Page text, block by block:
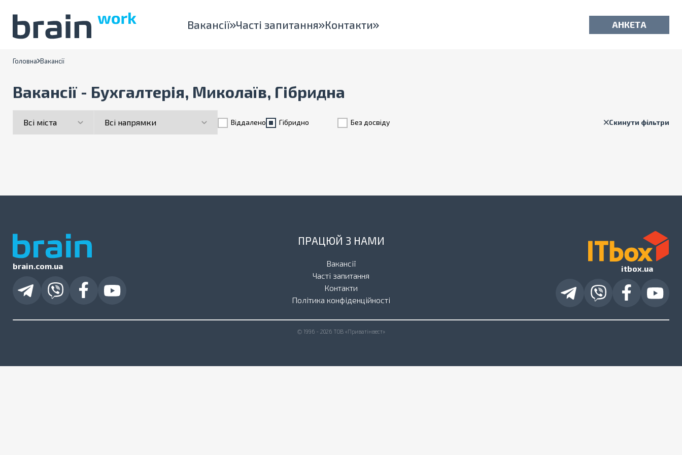
Вакансії Часті запитання Контакти АНКЕТА
Головна Вакансії
Вакансії - Бухгалтерія, Миколаїв, Гібридна
Віддалено Гiбридно Без досвіду Скинути фільтри
brain.com.ua
ПРАЦЮЙ З НАМИ
Вакансії
Часті запитання
Контакти
Політика конфіденційності
itbox.ua
© 1996 - 2026 ТОВ «Приватінвест»